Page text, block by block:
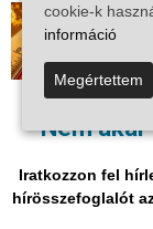
Nem
Iratkozzon fel
hírösszefoglalót
cookie-k
információ
Megértettem